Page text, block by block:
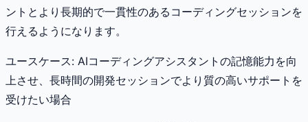
ントとより長期的で一貫性のあるコーディングセッションを
行えるようになります。
ユースケース: AIコーディングアシスタントの記憶能力を向
上させ、長時間の開発セッションでより質の高いサポートを
受けたい場合